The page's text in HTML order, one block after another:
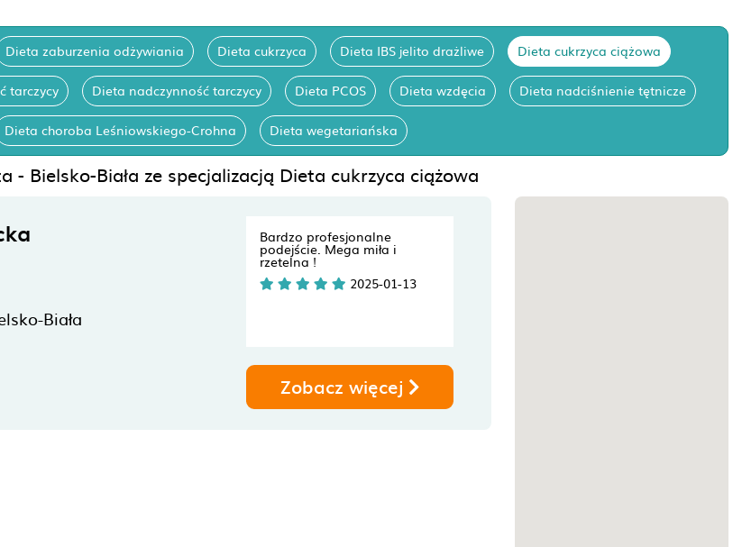
Dieta zaburzenia odżywiania Dieta cukrzyca Dieta IBS jelito drażliwe Dieta cukrzyca ciążowa
tarczycy Dieta nadczynność tarczycy Dieta PCOS Dieta wzdęcia Dieta nadciśnienie tętnicze
Dieta choroba Leśniowskiego-Crohna Dieta wegetariańska
Bielsko-Biała ze specjalizacją Dieta cukrzyca ciążowa
Biała
Bardzo profesjonalne
podejście. Mega miła i
rzetelna !
2025-01-13
Zobacz więcej